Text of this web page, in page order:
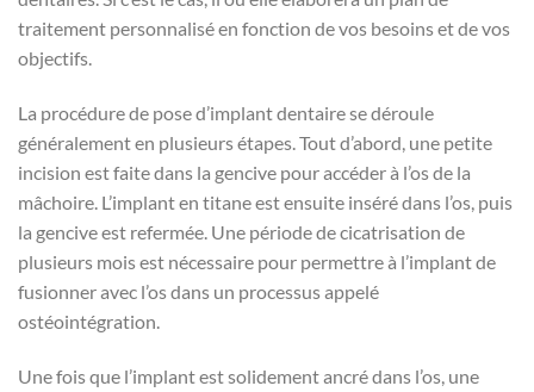
traitement personnalisé en fonction de vos besoins et de vos
objectifs.
La procédure de pose d’implant dentaire se déroule
généralement en plusieurs étapes. Tout d’abord, une petite
incision est faite dans la gencive pour accéder à l’os de la
mâchoire. L’implant en titane est ensuite inséré dans l’os, puis
la gencive est refermée. Une période de cicatrisation de
plusieurs mois est nécessaire pour permettre à l’implant de
fusionner avec l’os dans un processus appelé
ostéointégration.
Une fois que l’implant est solidement ancré dans l’os, une